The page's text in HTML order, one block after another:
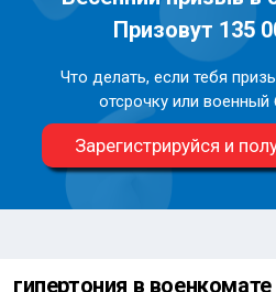
Призовут 135
Что делать, если тебя
отсрочку или военный
Зарегистрируйся и
гипертония в военкомате